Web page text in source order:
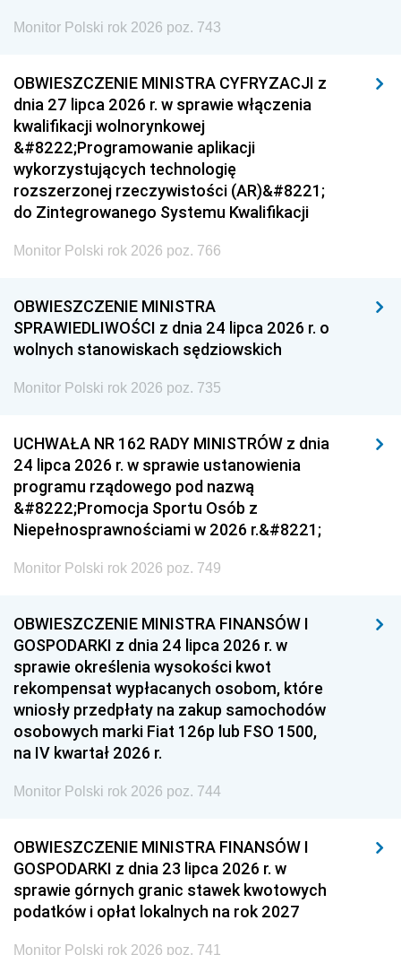
Monitor Polski rok 2026 poz. 743
OBWIESZCZENIE MINISTRA CYFRYZACJI z
dnia 27 lipca 2026 r. w sprawie włączenia
kwalifikacji wolnorynkowej
&#8222;Programowanie aplikacji
wykorzystujących technologię
rozszerzonej rzeczywistości (AR)&#8221;
do Zintegrowanego Systemu Kwalifikacji
Monitor Polski rok 2026 poz. 766
OBWIESZCZENIE MINISTRA
SPRAWIEDLIWOŚCI z dnia 24 lipca 2026 r. o
wolnych stanowiskach sędziowskich
Monitor Polski rok 2026 poz. 735
UCHWAŁA NR 162 RADY MINISTRÓW z dnia
24 lipca 2026 r. w sprawie ustanowienia
programu rządowego pod nazwą
&#8222;Promocja Sportu Osób z
Niepełnosprawnościami w 2026 r.&#8221;
Monitor Polski rok 2026 poz. 749
OBWIESZCZENIE MINISTRA FINANSÓW I
GOSPODARKI z dnia 24 lipca 2026 r. w
sprawie określenia wysokości kwot
rekompensat wypłacanych osobom, które
wniosły przedpłaty na zakup samochodów
osobowych marki Fiat 126p lub FSO 1500,
na IV kwartał 2026 r.
Monitor Polski rok 2026 poz. 744
OBWIESZCZENIE MINISTRA FINANSÓW I
GOSPODARKI z dnia 23 lipca 2026 r. w
sprawie górnych granic stawek kwotowych
podatków i opłat lokalnych na rok 2027
Monitor Polski rok 2026 poz. 741